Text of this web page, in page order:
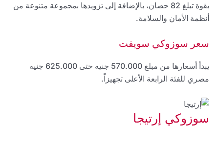
بقوة تبلغ 82 حصان، بالإضافة إلى تزويدها بمجموعة متنوعة من
أنظمة الأمان والسلامة.
سعر سوزوكي سويفت
يبدأ أسعارها من مبلغ 570.000 جنيه حتى 625.000 جنيه
مصري للفئة الرابعة الأعلى تجهيزاً.
سوزوكي إرتيجا